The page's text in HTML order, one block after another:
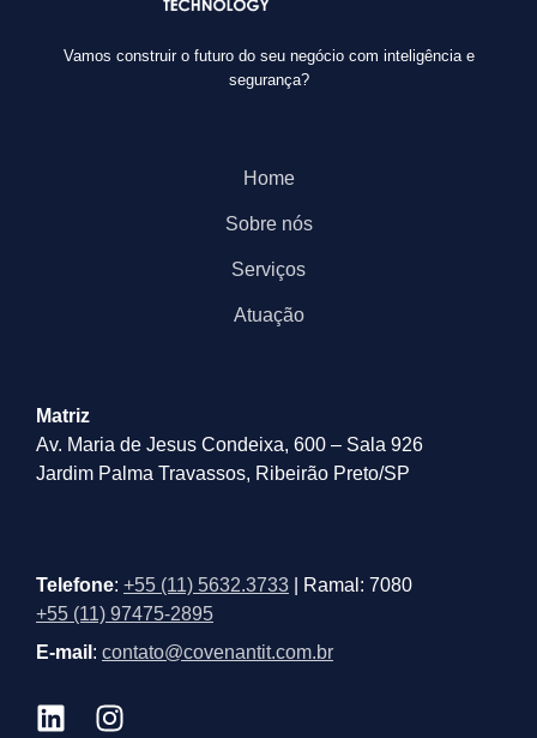
Vamos construir o futuro do seu negócio com inteligência e
segurança?
Home
Sobre nós
Serviços
Atuação
Matriz
Av. Maria de Jesus Condeixa, 600 – Sala 926
Jardim Palma Travassos, Ribeirão Preto/SP
Telefone: +55 (11) 5632.3733 | Ramal: 7080
+55 (11) 97475-2895
E-mail : contato@covenantit.com.br